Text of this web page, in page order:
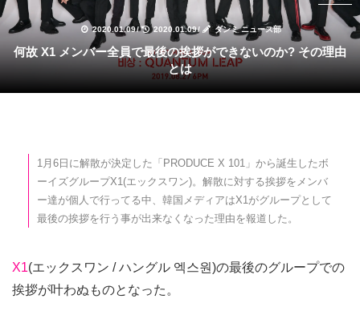
2020.01.09/ 2020.01.09/ ダンミ ニュース部
何故 X1 メンバー全員で最後の挨拶ができないのか? その理由
とは
1月6日に解散が決定した「PRODUCE X 101」から誕生したボ
ーイズグループX1(エックスワン)。解散に対する挨拶をメンバ
ー達が個人で行ってる中、韓国メディアはX1がグループとして
最後の挨拶を行う事が出来なくなった理由を報道した。
X1(エックスワン / ハングル 엑스원)の最後のグループでの
挨拶が叶わぬものとなった。